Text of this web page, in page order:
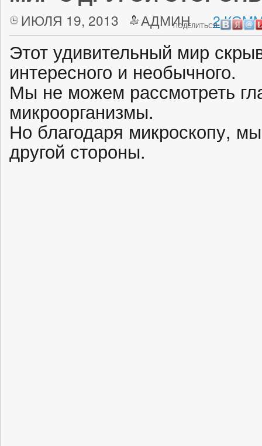
ИЮЛЯ 19, 2013 АДМИН 2
ПОДЕЛИТЬСЯ:
Этот удивительный мир
интересного и необычного.
Мы не можем рассмотреть
микроорганизмы.
Но благодаря микроскопу,
другой стороны.